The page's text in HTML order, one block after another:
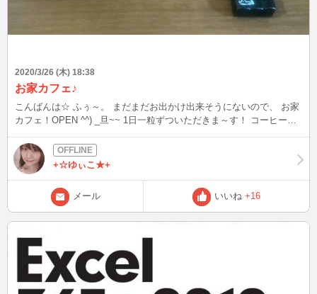
2020/3/26 (木) 18:38
お家カフェ♪
こんばんは☆ ふぅ～。 まだまだお出かけ出来そうにないので、 お家
カフェ！OPEN ^^) _旦~~ 1日一粒ずついただきま～す！ コーヒーに
+☆ゆぃこ★+
メール いいね +16